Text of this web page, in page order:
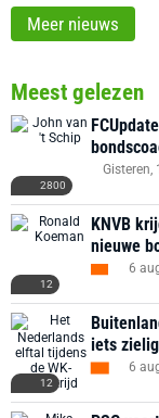
Meer nieuws
Meest gelezen
2800
Gisteren,
12
KNVB
nieuwe
6
12
iets
6